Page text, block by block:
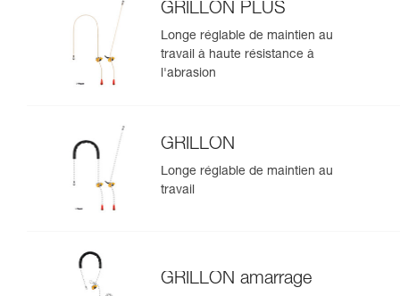
GRILLON PLUS
Longe réglable de maintien au
travail à haute résistance à
l'abrasion
GRILLON
Longe réglable de maintien au
travail
GRILLON amarrage